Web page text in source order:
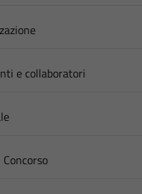
e collaboratori